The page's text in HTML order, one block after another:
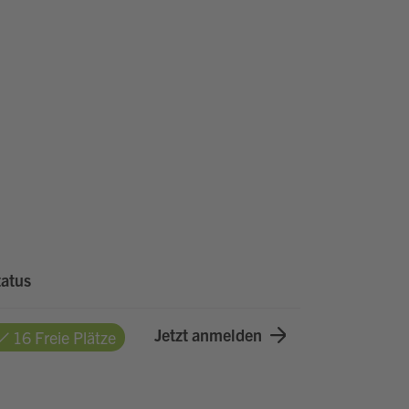
16 Freie Plätze Jetzt anmelden